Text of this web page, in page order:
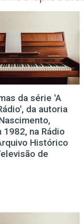
da série 'A
da autoria
na Rádio
Histórico
de